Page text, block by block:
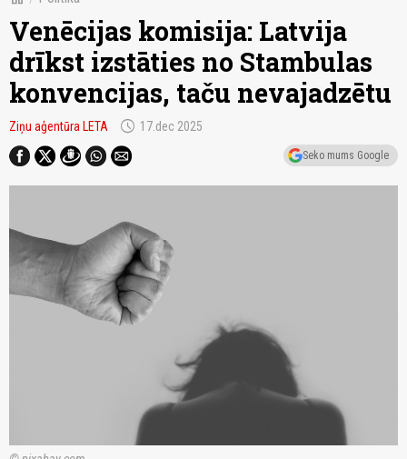
Venēcijas komisija: Latvija
drīkst izstāties no Stambulas
konvencijas, taču nevajadzētu
Ziņu aģentūra LETA schedule 17.dec 2025
Seko mums Google